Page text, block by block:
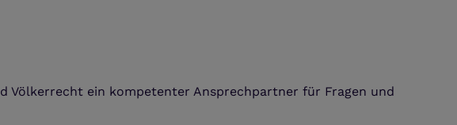
Völkerrecht ein kompetenter Ansprechpartner für Fragen und